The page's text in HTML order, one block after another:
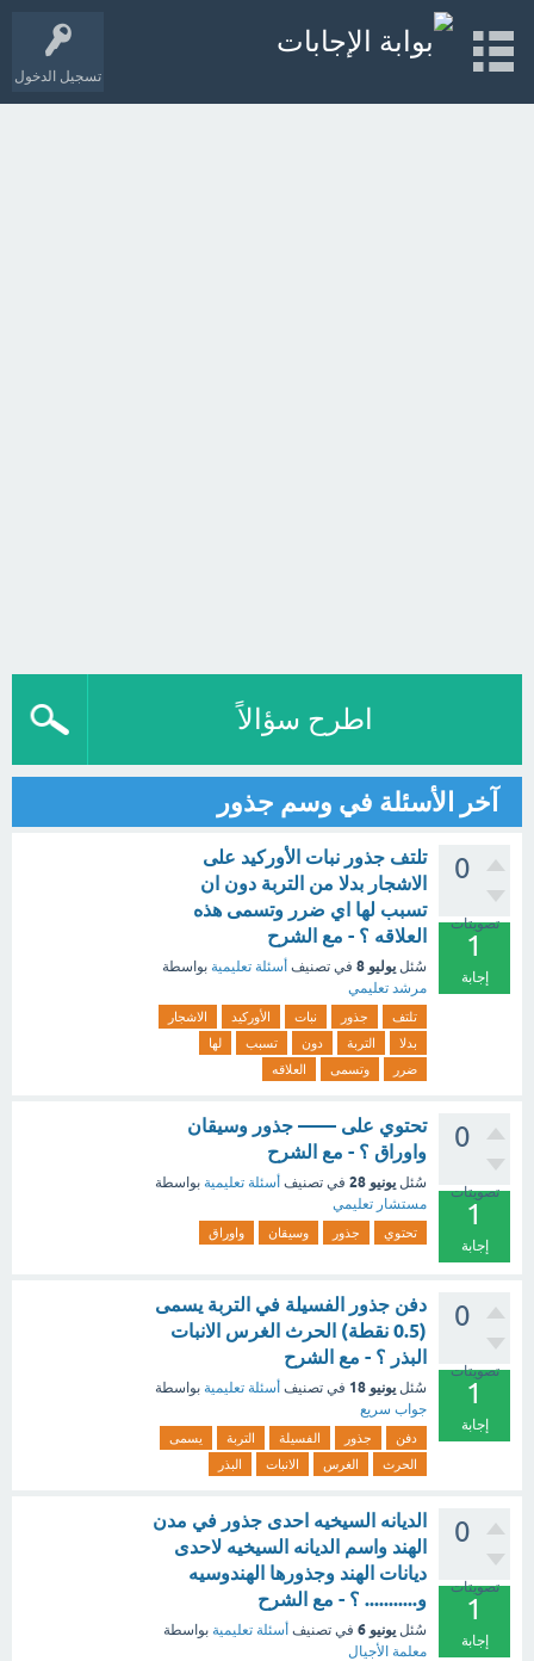
تسجيل الدخول
اطرح سؤالاً
آخر الأسئلة في وسم جذور
0
تصويتات
1
إجابة
تلتف جذور نبات الأوركيد على
الاشجار بدلا من التربة دون ان
تسبب لها اي ضرر وتسمى هذه
العلاقه ؟ - مع الشرح
سُئل يوليو 8 في تصنيف أسئلة تعليمية بواسطة
مرشد تعليمي
تلتف جذور نبات الأوركيد
الاشجار
بدلا
التربة دون تسبب
لها
ضرر
وتسمى العلاقه
0
تصويتات
1
إجابة
تحتوي على —— جذور وسيقان
واوراق ؟ - مع الشرح
سُئل يونيو 28 في تصنيف أسئلة تعليمية بواسطة
مستشار تعليمي
تحتوي جذور وسيقان واوراق
0
تصويتات
1
إجابة
دفن جذور الفسيلة في التربة يسمى
(0.5 نقطة) الحرث الغرس الانبات
البذر ؟ - مع الشرح
سُئل يونيو 18 في تصنيف أسئلة تعليمية بواسطة
جواب سريع
دفن جذور الفسيلة التربة
يسمى
الحرث
الغرس الانبات البذر
0
تصويتات
1
إجابة
الديانه السيخيه احدى جذور في مدن
الهند واسم الديانه السيخيه لاحدى
ديانات الهند وجذورها الهندوسيه
و........... ؟ - مع الشرح
سُئل يونيو 6 في تصنيف أسئلة تعليمية بواسطة
معلمة الأجيال